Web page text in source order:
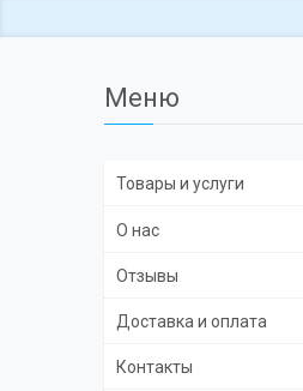
Товары и услуги
О нас
Отзывы
Доставка и оплата
Контакты